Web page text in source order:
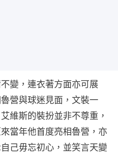
變，連衣著方面亦可展
營與球迷見面，文裝一
維斯的裝扮並非不尊重，
當年他首度亮相魯營，亦
己毋忘初心，並笑言天變